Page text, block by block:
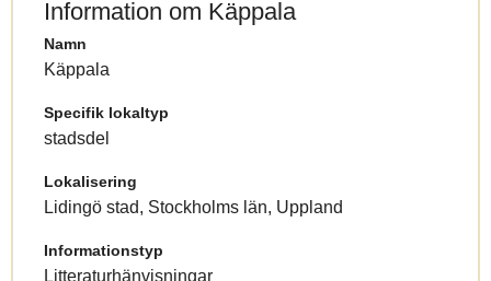
Information om Käppala
Namn
Käppala
Specifik lokaltyp
stadsdel
Lokalisering
Lidingö stad, Stockholms län, Uppland
Informationstyp
Litteraturhänvisningar